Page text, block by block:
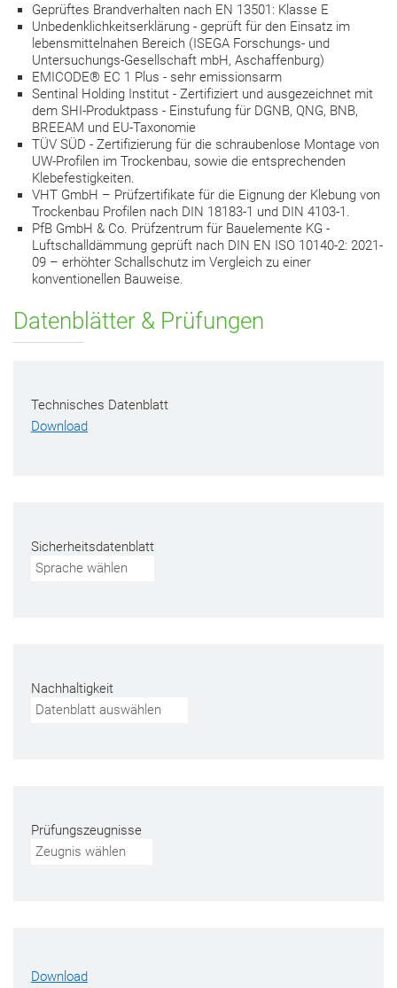
Geprüftes Brandverhalten nach EN 13501: Klasse E
Unbedenklichkeitserklärung - geprüft für den Einsatz im
lebensmittelnahen Bereich (ISEGA Forschungs- und
Untersuchungs-Gesellschaft mbH, Aschaffenburg)
EMICODE® EC 1 Plus - sehr emissionsarm
Sentinal Holding Institut - Zertifiziert und ausgezeichnet mit
dem SHI-Produktpass - Einstufung für DGNB, QNG, BNB,
BREEAM und EU-Taxonomie
TÜV SÜD - Zertifizierung für die schraubenlose Montage von
UW-Profilen im Trockenbau, sowie die entsprechenden
Klebefestigkeiten.
VHT GmbH – Prüfzertifikate für die Eignung der Klebung von
Trockenbau Profilen nach DIN 18183-1 und DIN 4103-1.
PfB GmbH & Co. Prüfzentrum für Bauelemente KG -
Luftschalldämmung geprüft nach DIN EN ISO 10140-2: 2021-
09 – erhöhter Schallschutz im Vergleich zu einer
konventionellen Bauweise.
Datenblätter & Prüfungen
Technisches Datenblatt
Download
Sicherheitsdatenblatt
Sprache wählen
Nachhaltigkeit
Datenblatt auswählen
Prüfungszeugnisse
Zeugnis wählen
Download